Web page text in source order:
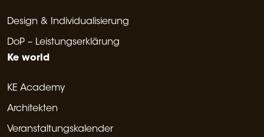
Design & Individualisierung
DoP – Leistungserklärung
Ke world
KE Academy
Architekten
Veranstaltungskalender